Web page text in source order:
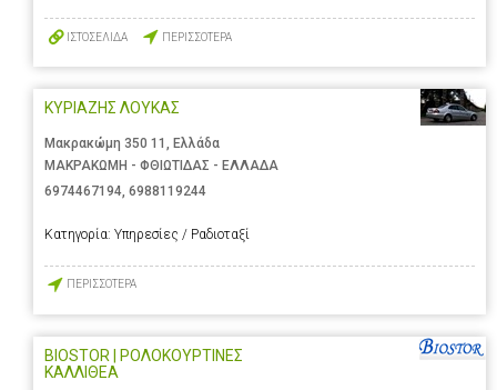
ΙΣΤΟΣΕΛΙΔΑ ΠΕΡΙΣΣΟΤΕΡΑ
ΚΥΡΙΑΖΗΣ ΛΟΥΚΑΣ
Μακρακώμη 350 11, Ελλάδα
ΜΑΚΡΑΚΩΜΗ - ΦΘΙΩΤΙΔΑΣ - ΕΛΛΑΔΑ
6974467194, 6988119244
Κατηγορία: Υπηρεσίες / Ραδιοταξί
ΠΕΡΙΣΣΟΤΕΡΑ
BIOSTOR | ΡΟΛΟΚΟΥΡΤΙΝΕΣ
ΚΑΛΛΙΘΕΑ